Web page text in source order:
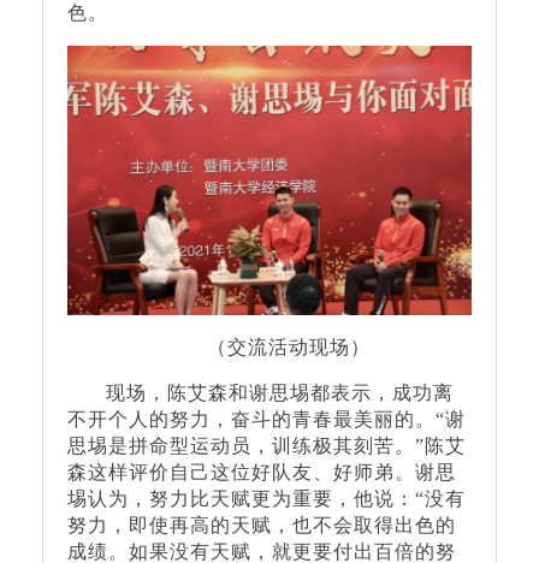
色。
（交流活动现场）
现场，陈艾森和谢思埸都表示，成功离
不开个人的努力，奋斗的青春最美丽的。“谢
思埸是拼命型运动员，训练极其刻苦。”陈艾
森这样评价自己这位好队友、好师弟。谢思
埸认为，努力比天赋更为重要，他说：“没有
努力，即使再高的天赋，也不会取得出色的
成绩。如果没有天赋，就更要付出百倍的努